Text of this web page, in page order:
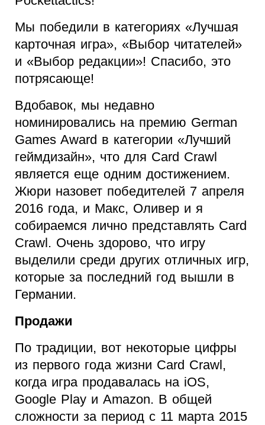
Мы победили в категориях «Лучшая
карточная игра», «Выбор читателей»
и «Выбор редакции»! Спасибо, это
потрясающе!
Вдобавок, мы недавно
номинировались на премию German
Games Award в категории «Лучший
геймдизайн», что для Card Crawl
является еще одним достижением.
Жюри назовет победителей 7 апреля
2016 года, и Макс, Оливер и я
собираемся лично представлять Card
Crawl. Очень здорово, что игру
выделили среди других отличных игр,
которые за последний год вышли в
Германии.
Продажи
По традиции, вот некоторые цифры
из первого года жизни Card Crawl,
когда игра продавалась на iOS,
Google Play и Amazon. В общей
сложности за период с 11 марта 2015